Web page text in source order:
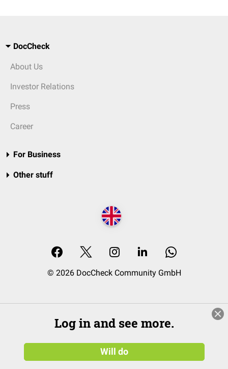
DocCheck
About Us
Investor Relations
Press
Career
For Business
Other stuff
© 2026 DocCheck Community GmbH
Log in and see more.
Will do